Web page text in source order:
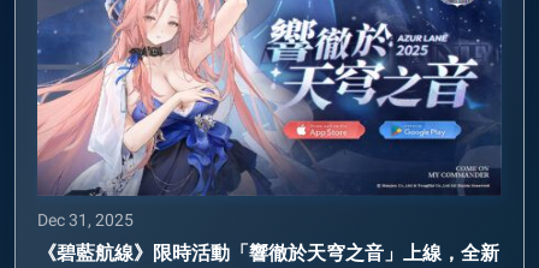
Dec 31, 2025
《碧藍航線》限時活動「響徹於天穹之音」上線，全新